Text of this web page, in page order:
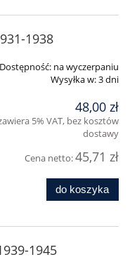
1938
Dostępność: na wyczerpaniu
Wysyłka w:3 dni
48,00 zł
5% VAT, bez kosztów
dostawy
Cena netto:45,71 zł
do koszyka
1945